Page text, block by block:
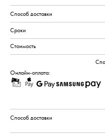
Онлайн-оплата: